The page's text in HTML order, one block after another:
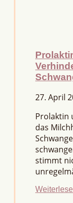
27. April
Prolaktin
das
stimmt